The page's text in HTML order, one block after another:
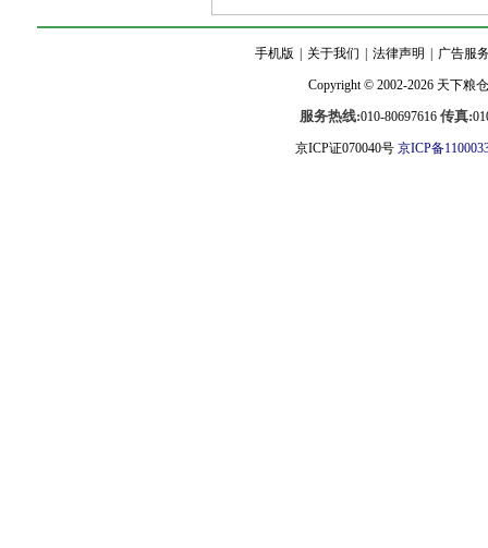
手机版 关于我们 法律声明 广告服
Copyright © 2002-2026 天下粮仓
服务热线:010-80697616 传真:
京ICP证070040号 京ICP备